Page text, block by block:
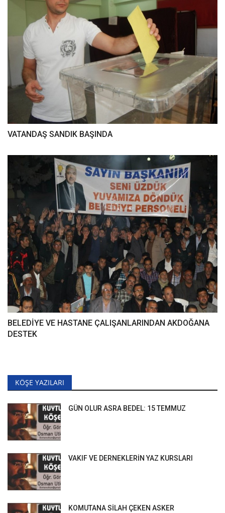
VATANDAŞ SANDIK BAŞINDA
BELEDİYE VE HASTANE ÇALIŞANLARINDAN AKDOĞANA
DESTEK
KÖŞE YAZILARI
GÜN OLUR ASRA BEDEL: 15 TEMMUZ
VAKIF VE DERNEKLERİN YAZ KURSLARI
KOMUTANA SİLAH ÇEKEN ASKER